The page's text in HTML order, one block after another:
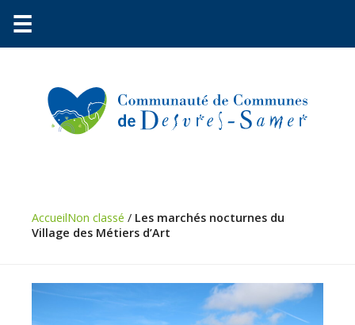
Environnement
Petite
Urbanisme
Vie
☰
AccueilNon classé / Les marchés nocturnes du
Village des Métiers d’Art